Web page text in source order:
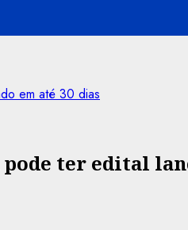
em até 30 dias
ter edital